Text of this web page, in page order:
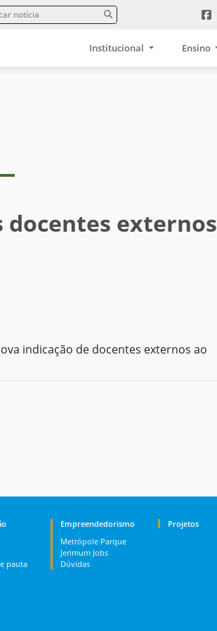
Institucional Ensino
docentes externos
indicação de docentes externos ao
pauta
Empreendedorismo
Metrópole Parque
Jerimum Jobs
Dúvidas
Projetos